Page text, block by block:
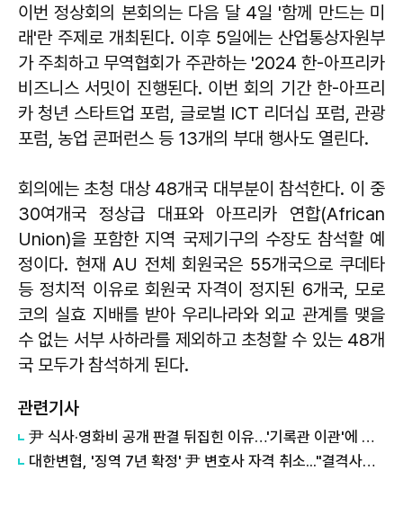
이번 정상회의 본회의는 다음 달 4일 '함께 만드는 미
래'란 주제로 개최된다. 이후 5일에는 산업통상자원부
가 주최하고 무역협회가 주관하는 '2024 한-아프리카
비즈니스 서밋이 진행된다. 이번 회의 기간 한-아프리
카 청년 스타트업 포럼, 글로벌 ICT 리더십 포럼, 관광
포럼, 농업 콘퍼런스 등 13개의 부대 행사도 열린다.
회의에는 초청 대상 48개국 대부분이 참석한다. 이 중
30여개국 정상급 대표와 아프리카 연합(African
Union)을 포함한 지역 국제기구의 수장도 참석할 예
정이다. 현재 AU 전체 회원국은 55개국으로 쿠데타
등 정치적 이유로 회원국 자격이 정지된 6개국, 모로
코의 실효 지배를 받아 우리나라와 외교 관계를 맺을
수 없는 서부 사하라를 제외하고 초청할 수 있는 48개
국 모두가 참석하게 된다.
관련기사
尹 식사·영화비 공개 판결 뒤집힌 이유…'기록관 이관'에 소송 실익 쟁점
대한변협, '징역 7년 확정' 尹 변호사 자격 취소..."결격사유 해당"